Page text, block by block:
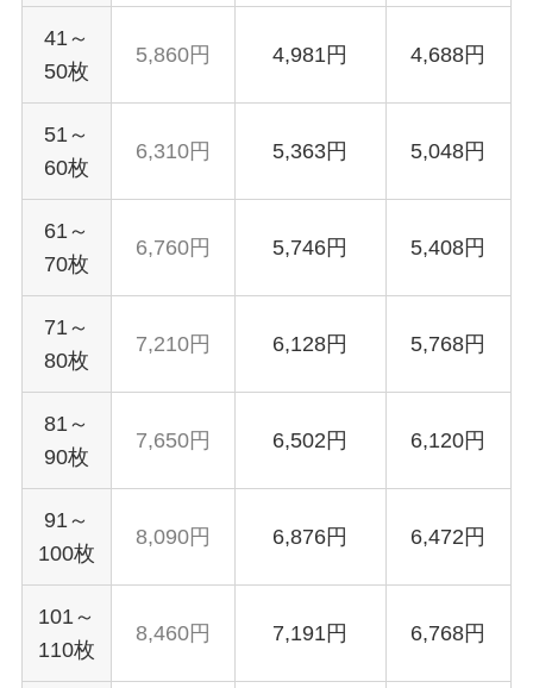
41～
50枚
5,860円 4,981円 4,688円
51～
60枚
6,310円 5,363円 5,048円
61～
70枚
6,760円 5,746円 5,408円
71～
80枚
7,210円 6,128円 5,768円
81～
90枚
7,650円 6,502円 6,120円
91～
100枚
8,090円 6,876円 6,472円
101～
110枚
8,460円 7,191円 6,768円